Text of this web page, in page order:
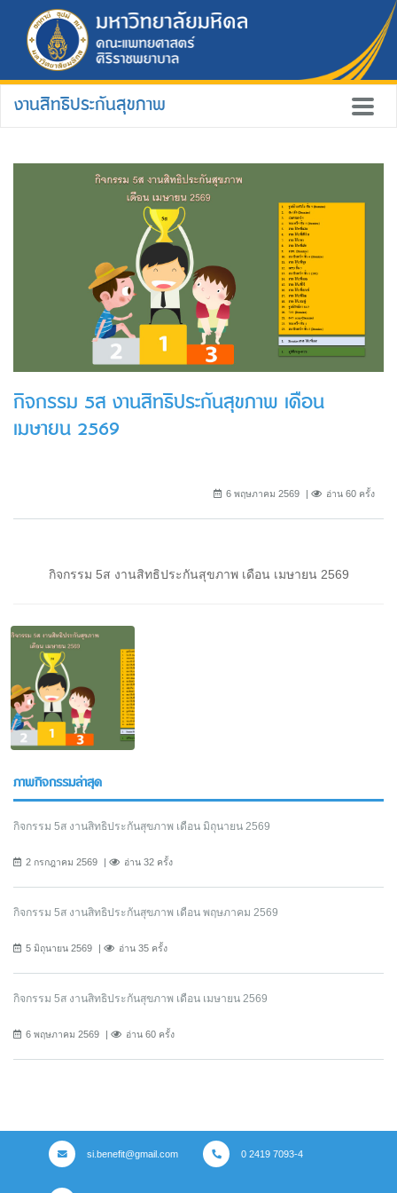
งานสิทธิประกันสุขภาพ
กิจกรรม 5ส งานสิทธิประกันสุขภาพ เดือน
เมษายน 2569
6 พฤษภาคม 2569 อ่าน 60 ครั้ง
กิจกรรม 5ส งานสิทธิประกันสุขภาพ เดือน เมษายน 2569
ภาพกิจกรรมล่าสุด
กิจกรรม 5ส งานสิทธิประกันสุขภาพ เดือน มิถุนายน 2569
2 กรกฎาคม 2569 อ่าน 32 ครั้ง
กิจกรรม 5ส งานสิทธิประกันสุขภาพ เดือน พฤษภาคม 2569
5 มิถุนายน 2569 อ่าน 35 ครั้ง
กิจกรรม 5ส งานสิทธิประกันสุขภาพ เดือน เมษายน 2569
6 พฤษภาคม 2569 อ่าน 60 ครั้ง
si.benefit@gmail.com 0 2419 7093-4